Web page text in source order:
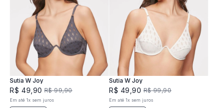
Sutia W Joy
R$ 49 90 R$ 99,90
Em até1x sem juros
Sutia W Joy
R$ 49 ,90 R$ 99,90
Em até 1x sem juros